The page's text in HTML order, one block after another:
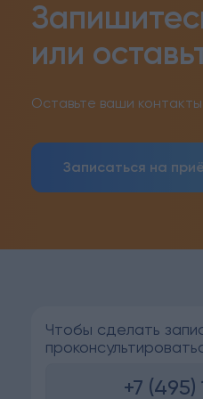
или
Оставьте ваши
Записаться на
Чтобы сделать
+7 (495)